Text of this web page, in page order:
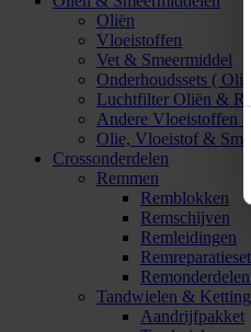
Oliën
Vloeistoffen
Vet & Smeermiddel
Onderhoudssets (
Luchtfilter Oliën &
Andere Vloeistoffen
Olie, Vloeistof &
Crossonderdelen
Remmen
Remblokken
Remschijven
Remleidingen
Tandwielen &
Aandrijfpakket